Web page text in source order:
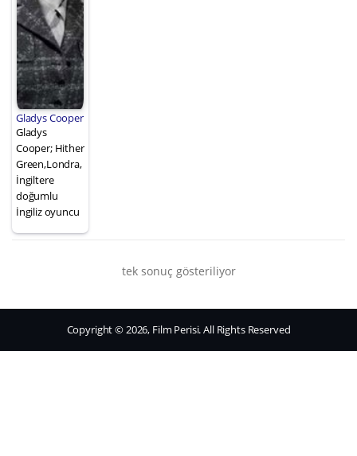
Gladys Cooper
Gladys
Cooper; Hither
Green,Londra,
İngiltere
doğumlu
İngiliz oyuncu
tek sonuç gösteriliyor
Copyright © 2026, Film Perisi. All Rights Reserved